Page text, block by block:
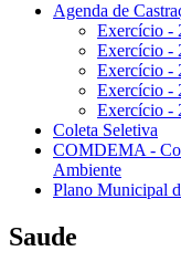
Agenda de
Exercício -
Exercício -
Exercício -
Exercício -
Exercício -
Coleta Seletiva
COMDEMA -
Ambiente
Plano Municipal
Saude